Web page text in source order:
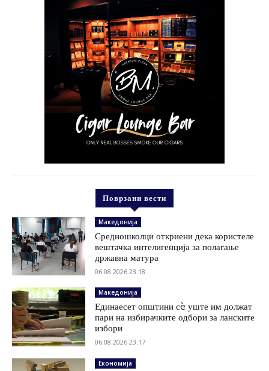
Поврзани вести
Македонија
Средношколци откриени дека користеле
вештачка интелигенција за полагање
државна матура
06.08.2026 23:18
Македонија
Единаесет општини сè уште им должат
пари на избирачките одбори за ланските
избори
06.08.2026 23:17
Економија